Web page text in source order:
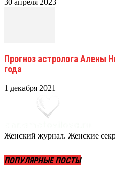
30 апреля 2023
Прогноз астролога Алены
года
1 декабря 2021
Женский журнал. Женские
ПОПУЛЯРНЫЕ ПОСТЫ